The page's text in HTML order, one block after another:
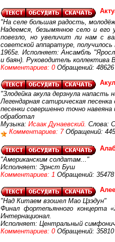
"На селе большая радость,
Надеемся, безымянное село и его
повезло, но увеличит ли нам с
советской аппаратуре, получилось
1965г. Исполняет: Ансамбль
и баян). Руководитель коллектива
Комментариев: 0 Обращений: 48626
"Злодейка акула дерзнула напасть
Легендарная сатирическая
песенки совершенно точно
обработал
Музыка: Исаак Дунаевский. Слова:
Комментариев: 7 Обращений:
"Американским солдатам..."
Исполняет: Эрнст Буш
Комментариев: 1 Обращений: 35478
"Над Китаем взошел Мао Цзэдун"
Финал фортепьянного концерта
Интернационал.
Исполняет: Центральный
Комментариев: 0 Обращений: 35810